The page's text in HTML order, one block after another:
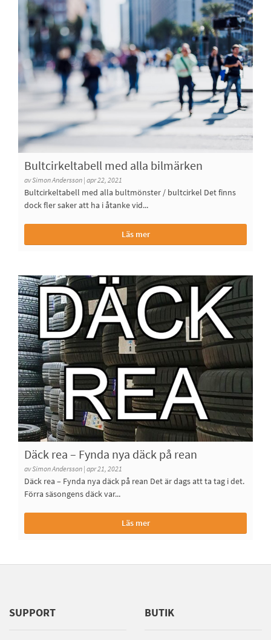
Bultcirkeltabell med alla bilmärken
av Simon Andersson | apr 22, 2021
Bultcirkeltabell med alla bultmönster / bultcirkel Det finns
dock fler saker att ha i åtanke vid...
Läs mer
Däck rea – Fynda nya däck på rean
av Simon Andersson | apr 21, 2021
Däck rea – Fynda nya däck på rean Det är dags att ta tag i det.
Förra säsongens däck var...
Läs mer
SUPPORT BUTIK